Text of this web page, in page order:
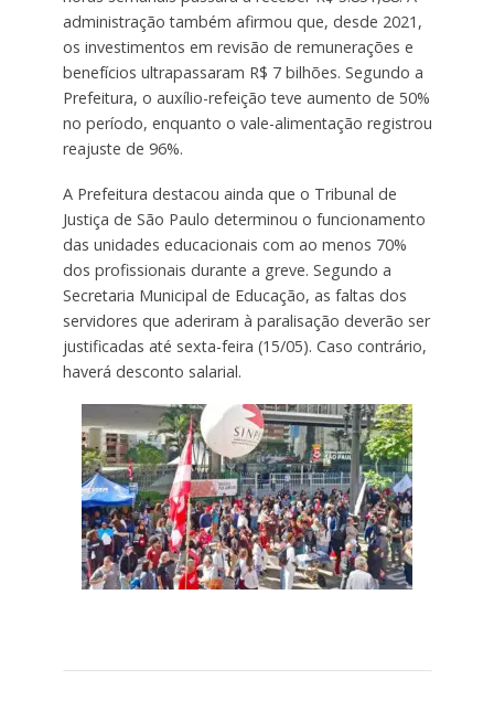
administração também afirmou que, desde 2021,
os investimentos em revisão de remunerações e
benefícios ultrapassaram R$ 7 bilhões. Segundo a
Prefeitura, o auxílio-refeição teve aumento de 50%
no período, enquanto o vale-alimentação registrou
reajuste de 96%.
A Prefeitura destacou ainda que o Tribunal de
Justiça de São Paulo determinou o funcionamento
das unidades educacionais com ao menos 70%
dos profissionais durante a greve. Segundo a
Secretaria Municipal de Educação, as faltas dos
servidores que aderiram à paralisação deverão ser
justificadas até sexta-feira (15/05). Caso contrário,
haverá desconto salarial.